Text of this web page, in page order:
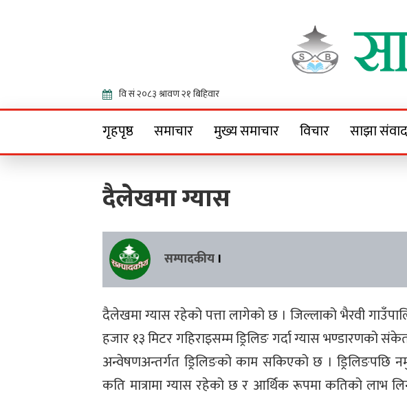
गृहपृष्ठ समाचार मुख्य समाचार विचार साझा संवाद
दैलेखमा ग्यास
सम्पादकीय ।
दैलेखमा ग्यास रहेको पत्ता लागेको छ । जिल्लाको भैरवी
हजार १३ मिटर गहिराइसम्म ड्रिलिङ गर्दा ग्यास भण्डारणको
अन्वेषणअन्तर्गत ड्रिलिङको काम सकिएको छ । ड्रिलिङपछि
कति मात्रामा ग्यास रहेको छ र आर्थिक रूपमा कतिको लाभ